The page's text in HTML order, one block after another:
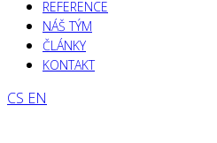
REFERENCE
NÁŠ TÝM
ČLÁNKY
KONTAKT
CS EN